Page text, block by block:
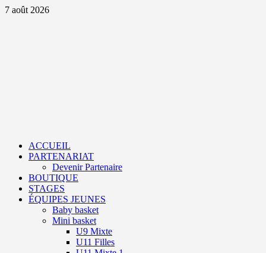
Aller
7 août 2026
ACCUEIL
PARTENARIAT
Devenir Partenaire
BOUTIQUE
STAGES
ÉQUIPES JEUNES
Baby basket
Mini basket
U9 Mixte
U11 Filles